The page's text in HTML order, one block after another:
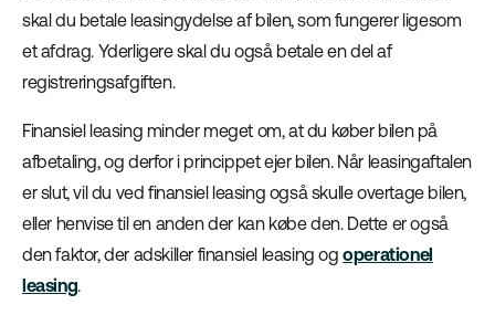
skal du betale leasingydelse af bilen, som fungerer ligesom
et afdrag. Yderligere skal du også betale en del af
registreringsafgiften.
Finansiel leasing minder meget om, at du køber bilen på
afbetaling, og derfor i princippet ejer bilen. Når leasingaftalen
er slut, vil du ved finansiel leasing også skulle overtage bilen,
eller henvise til en anden der kan købe den. Dette er også
den faktor, der adskiller finansiel leasing ogoperationel
leasing.